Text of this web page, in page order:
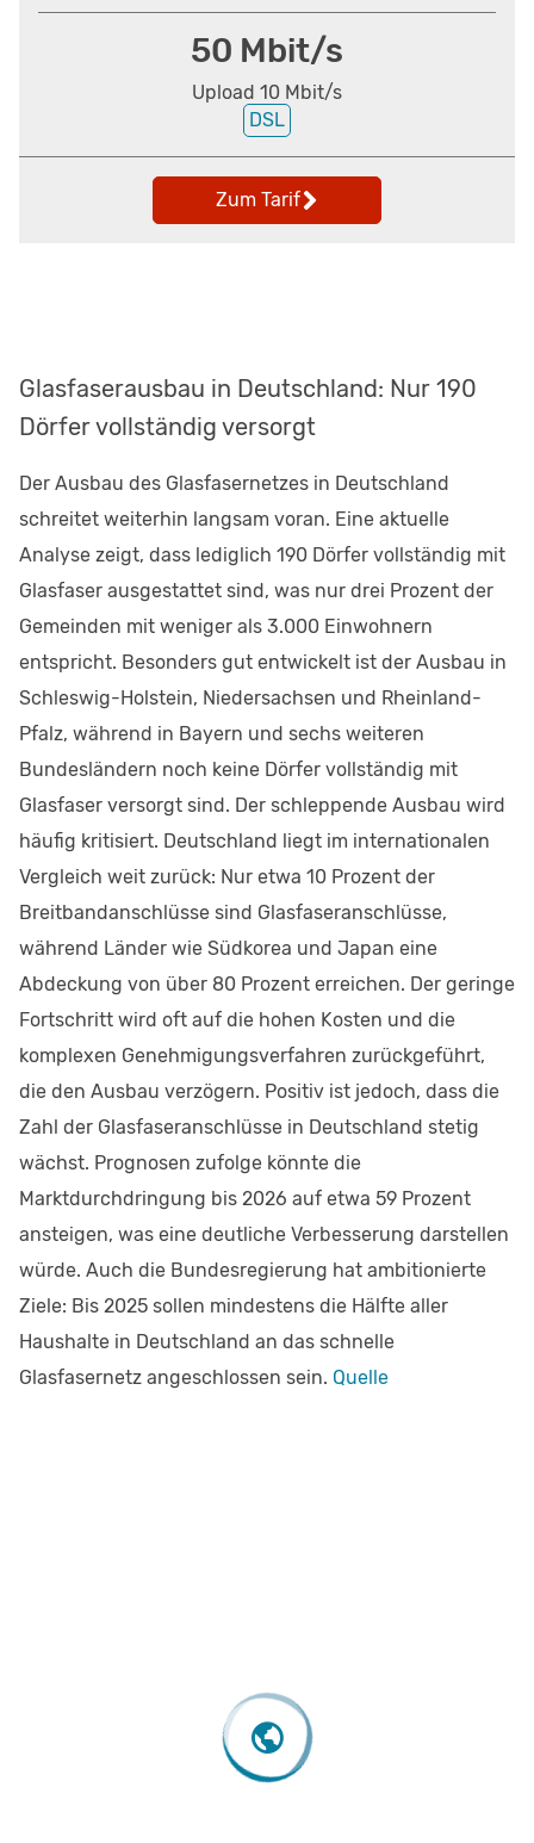
50 Mbit/s
Upload 10 Mbit/s
DSL
Zum Tarif
Glasfaserausbau in Deutschland: Nur 190
Dörfer vollständig versorgt
Der Ausbau des Glasfasernetzes in Deutschland
schreitet weiterhin langsam voran. Eine aktuelle
Analyse zeigt, dass lediglich 190 Dörfer vollständig mit
Glasfaser ausgestattet sind, was nur drei Prozent der
Gemeinden mit weniger als 3.000 Einwohnern
entspricht. Besonders gut entwickelt ist der Ausbau in
Schleswig-Holstein, Niedersachsen und Rheinland-
Pfalz, während in Bayern und sechs weiteren
Bundesländern noch keine Dörfer vollständig mit
Glasfaser versorgt sind. Der schleppende Ausbau wird
häufig kritisiert. Deutschland liegt im internationalen
Vergleich weit zurück: Nur etwa 10 Prozent der
Breitbandanschlüsse sind Glasfaseranschlüsse,
während Länder wie Südkorea und Japan eine
Abdeckung von über 80 Prozent erreichen. Der geringe
Fortschritt wird oft auf die hohen Kosten und die
komplexen Genehmigungsverfahren zurückgeführt,
die den Ausbau verzögern. Positiv ist jedoch, dass die
Zahl der Glasfaseranschlüsse in Deutschland stetig
wächst. Prognosen zufolge könnte die
Marktdurchdringung bis 2026 auf etwa 59 Prozent
ansteigen, was eine deutliche Verbesserung darstellen
würde. Auch die Bundesregierung hat ambitionierte
Ziele: Bis 2025 sollen mindestens die Hälfte aller
Haushalte in Deutschland an das schnelle
Glasfasernetz angeschlossen sein​. Quelle